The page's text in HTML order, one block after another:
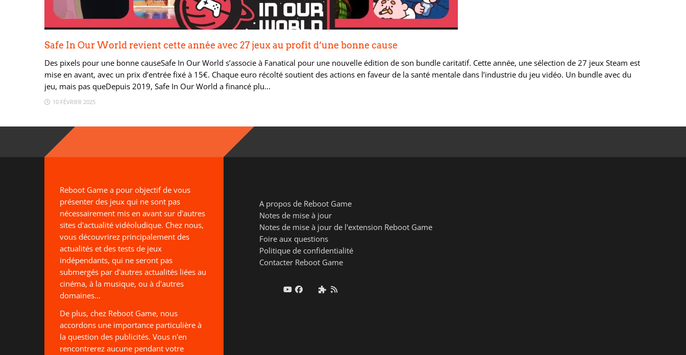
Safe In Our World revient cette année avec 27 jeux au profit d’une bonne cause
Des pixels pour une bonne causeSafe In Our World s’associe à Fanatical pour une nouvelle édition de son bundle caritatif. Cette année, une sélection de 27 jeux Steam est
mise en avant, avec un prix d’entrée fixé à 15€. Chaque euro récolté soutient des actions en faveur de la santé mentale dans l’industrie du jeu vidéo. Un bundle avec du
jeu, mais pas queDepuis 2019, Safe In Our World a financé plu...
10 FÉVRIER 2025
Reboot Game a pour objectif de vous
présenter des jeux qui ne sont pas
nécessairement mis en avant sur d'autres
sites d'actualité vidéoludique. Chez nous,
vous découvrirez principalement des
actualités et des tests de jeux
indépendants, qui ne seront pas
submergés par d'autres actualités liées au
cinéma, à la musique, ou à d'autres
domaines...
De plus, chez Reboot Game, nous
accordons une importance particulière à
la question des publicités. Vous n'en
rencontrerez aucune pendant votre
A propos de Reboot Game
Notes de mise à jour
Notes de mise à jour de l'extension Reboot Game
Foire aux questions
Politique de confidentialité
Contacter Reboot Game